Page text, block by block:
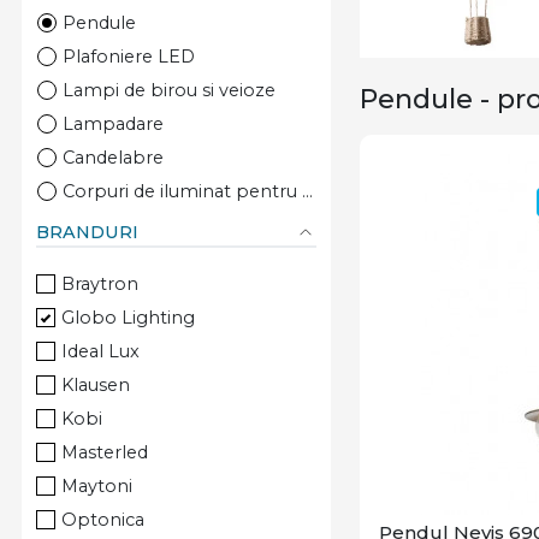
Pendule
Plafoniere LED
Lampi de birou si veioze
Lampadare
Candelabre
Corpuri de iluminat pentru copii
Lustre LED
Lustre
Aplice
BRANDURI
Braytron
Globo Lighting
Ideal Lux
Klausen
Kobi
Masterled
Maytoni
Optonica
Pendule -
Pendul Nevis